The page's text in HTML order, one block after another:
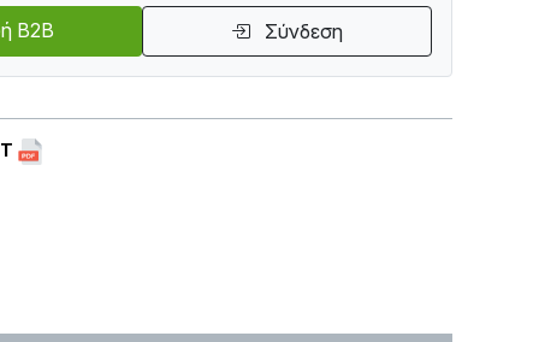
B2B Σύνδεση